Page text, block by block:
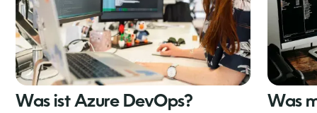
Was ist Azure DevOps?
Was